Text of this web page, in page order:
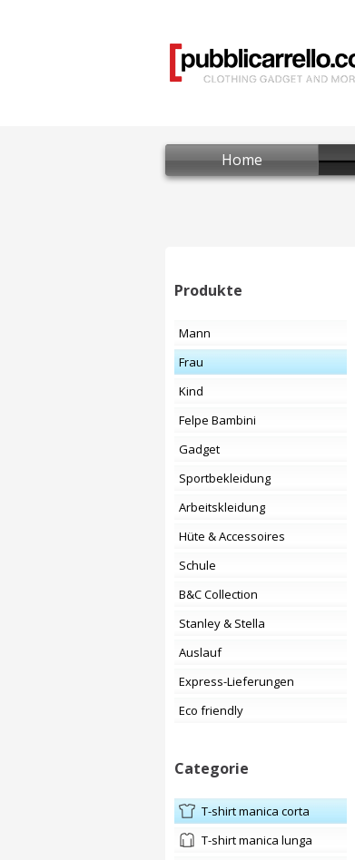
Home
Produkte
Mann
Frau
Kind
Felpe Bambini
Gadget
Sportbekleidung
Arbeitskleidung
Hüte & Accessoires
Schule
B&C Collection
Stanley & Stella
Auslauf
Express-Lieferungen
Eco friendly
Categorie
t-shirt manica corta
t-shirt manica lunga